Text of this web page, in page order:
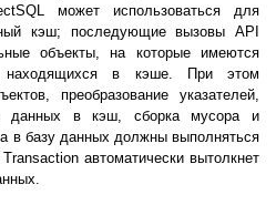
может использоваться для
кэш; последующие вызовы API
объекты, на которые имеются
в кэше. При этом
преобразование указателей,
данных в кэш, сборка мусора и
в базу данных должны выполняться
автоматически вытолкнет